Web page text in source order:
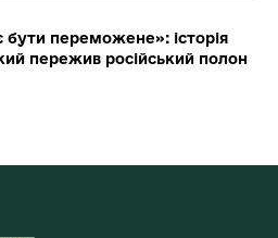
бути переможене»: історія
пережив російський полон